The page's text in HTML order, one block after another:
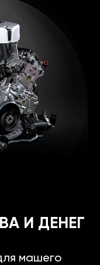
И ДЕНЕГ
машего